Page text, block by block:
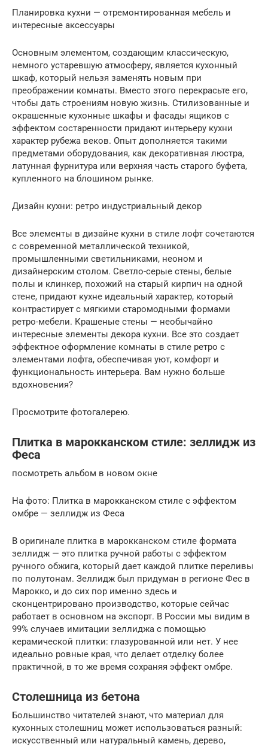
Планировка кухни — отремонтированная мебель и
интересные аксессуары
Основным элементом, создающим классическую,
немного устаревшую атмосферу, является кухонный
шкаф, который нельзя заменять новым при
преображении комнаты. Вместо этого перекрасьте его,
чтобы дать строениям новую жизнь. Стилизованные и
окрашенные кухонные шкафы и фасады ящиков с
эффектом состаренности придают интерьеру кухни
характер рубежа веков. Опыт дополняется такими
предметами оборудования, как декоративная люстра,
латунная фурнитура или верхняя часть старого буфета,
купленного на блошином рынке.
Дизайн кухни: ретро индустриальный декор
Все элементы в дизайне кухни в стиле лофт сочетаются
с современной металлической техникой,
промышленными светильниками, неоном и
дизайнерским столом. Светло-серые стены, белые
полы и клинкер, похожий на старый кирпич на одной
стене, придают кухне идеальный характер, который
контрастирует с мягкими старомодными формами
ретро-мебели. Крашеные стены — необычайно
интересные элементы декора кухни. Все это создает
эффектное оформление комнаты в стиле ретро с
элементами лофта, обеспечивая уют, комфорт и
функциональность интерьера. Вам нужно больше
вдохновения?
Просмотрите фотогалерею.
Плитка в марокканском стиле: зеллидж из
Феса
посмотреть альбом в новом окне
На фото: Плитка в марокканском стиле с эффектом
омбре — зеллидж из Феса
В оригинале плитка в марокканском стиле формата
зеллидж — это плитка ручной работы с эффектом
ручного обжига, который дает каждой плитке переливы
по полутонам. Зеллидж был придуман в регионе Фес в
Марокко, и до сих пор именно здесь и
сконцентрировано производство, которые сейчас
работает в основном на экспорт. В России мы видим в
99% случаев имитации зеллиджа с помощью
керамической плитки: глазурованной или нет. У нее
идеально ровные края, что делает отделку более
практичной, в то же время сохраняя эффект омбре.
Столешница из бетона
Большинство читателей знают, что материал для
кухонных столешниц может использоваться разный:
искусственный или натуральный камень, дерево,